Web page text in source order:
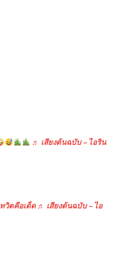
♬ เสียงต้นฉบับ – ไอริน
วิตคือเด็ด ♬ เสียงต้นฉบับ – ไอ